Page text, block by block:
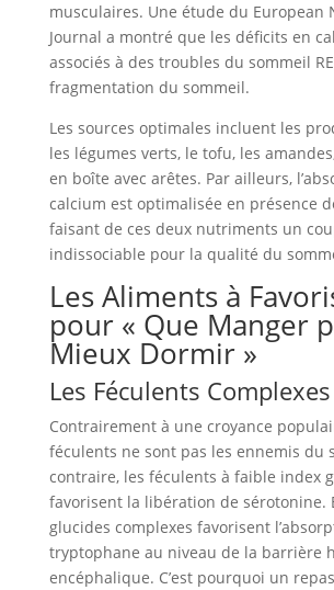
musculaires. Une étude du European
Journal a montré que les déficits en
associés à des troubles du sommeil
fragmentation du sommeil.
Les sources optimales incluent les
les légumes verts, le tofu, les
en boîte avec arêtes. Par ailleurs,
calcium est optimalisée en présence
faisant de ces deux nutriments un
indissociable pour la qualité du
Les Aliments à
pour « Que Manger
Mieux Dormir »
Les Féculents Complexes
Contrairement à une croyance
féculents ne sont pas les ennemis du
contraire, les féculents à faible index
favorisent la libération de sérotonine.
glucides complexes favorisent
tryptophane au niveau de la barrière
encéphalique. C’est pourquoi un